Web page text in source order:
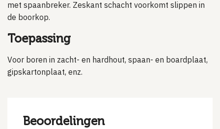
met spaanbreker. Zeskant schacht voorkomt slippen in
de boorkop.
Toepassing
Voor boren in zacht- en hardhout, spaan- en boardplaat,
gipskartonplaat, enz.
Beoordelingen